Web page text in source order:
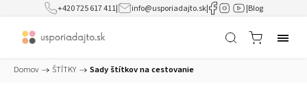
+420 725 617 411| info@usporiadajto.sk| |Blog
Domov / ŠTÍTKY / Sady štítkov na cestovanie